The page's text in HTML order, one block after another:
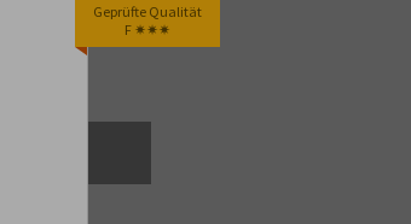
Geprüfte Qualität
F ✷✷✷